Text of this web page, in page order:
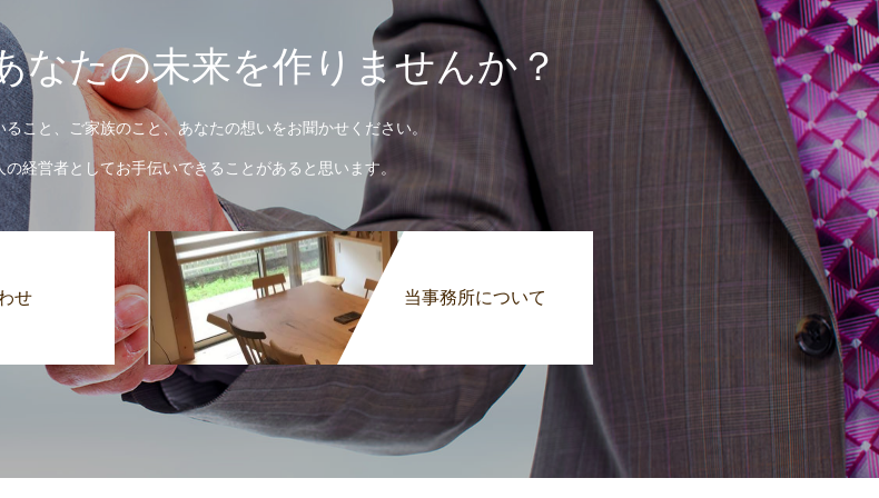
なたの未来を作りませんか？
こと、ご家族のこと、あなたの想いをお聞かせください。
経営者としてお手伝いできることがあると思います。
せ 当事務所について